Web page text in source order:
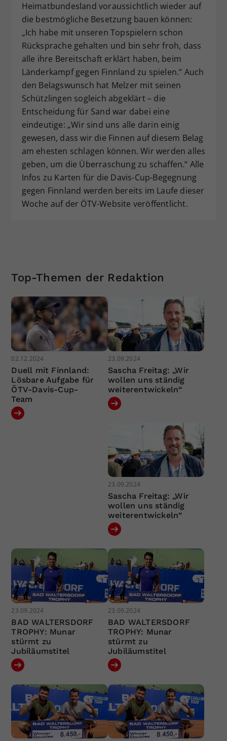
Heimatbundesland voraussichtlich wieder auf
die bestmögliche Besetzung bauen können:
„Ich habe mit unseren Topspielern schon
Rücksprache gehalten und bin sehr froh, dass
alle ihre Bereitschaft erklärt haben, beim
Länderkampf gegen Finnland zu spielen.“ Auch
den Belagswunsch hat Melzer mit seinen
Schützlingen sogleich abgeklärt – die
Entscheidung für Sand war dabei eine
eindeutige: „Wir sind uns alle darin einig
gewesen, dass wir die Finnen auf diesem Belag
am ehesten schlagen können. Wir werden alles
geben, um die Überraschung zu schaffen.“ Alle
Infos zu Karten für die Davis-Cup-Begegnung
gegen Finnland werden bereits im Laufe dieser
Woche auf der ÖTV-Website veröffentlicht.
Top-Themen der Redaktion
02.12.2024
Duell mit Finnland:
Lösbare Aufgabe für
ÖTV-Davis-Cup-
Team
23.09.2024
Sascha Freitag: „Wir
wollen uns ständig
weiterentwickeln“
23.09.2024
Sascha Freitag: „Wir
wollen uns ständig
weiterentwickeln“
23.09.2024
BAD WALTERSDORF
TROPHY: Munar
stürmt zu
Jubiläumstitel
23.09.2024
BAD WALTERSDORF
TROPHY: Munar
stürmt zu
Jubiläumstitel